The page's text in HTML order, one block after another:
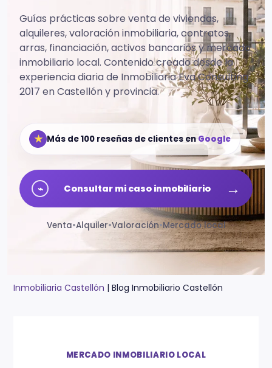
Guías prácticas sobre venta de viviendas,
alquileres, valoración inmobiliaria, contratos,
arras, financiación, activos bancarios y mercado
inmobiliario local. Contenido creado desde la
experiencia diaria de Inmobiliaria Eva Consulting
2017 en Castellón y provincia.
★ Más de 100 reseñas de clientes enGoogle
⌁ Consultar mi caso inmobiliario →
Venta•Alquiler•Valoración•Mercado local
Inmobiliaria Castellón | Blog Inmobiliario Castellón
MERCADO INMOBILIARIO LOCAL